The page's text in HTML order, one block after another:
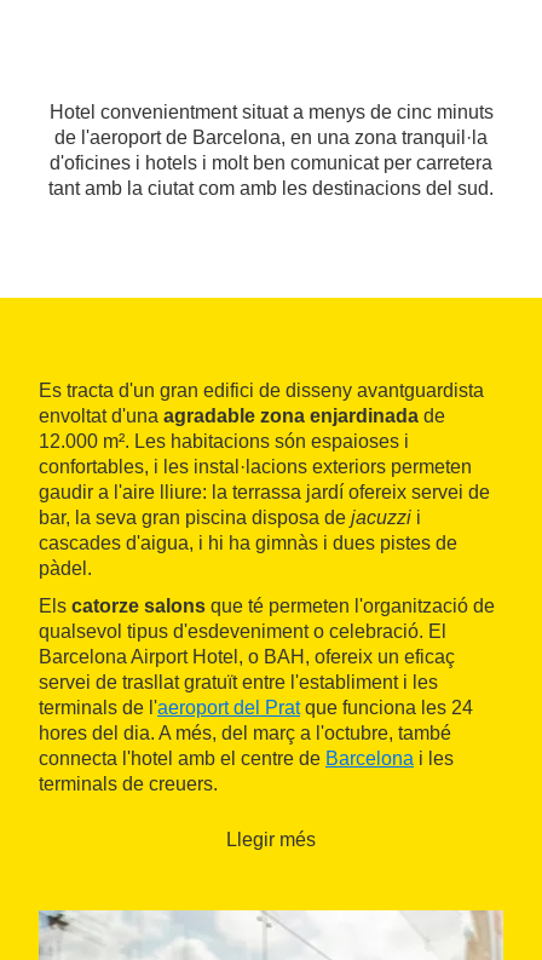
Hotel convenientment situat a menys de cinc minuts
de l'aeroport de Barcelona, en una zona tranquil·la
d'oficines i hotels i molt ben comunicat per carretera
tant amb la ciutat com amb les destinacions del sud.
Es tracta d'un gran edifici de disseny avantguardista
envoltat d'una agradable zona enjardinada de
12.000 m². Les habitacions són espaioses i
confortables, i les instal·lacions exteriors permeten
gaudir a l'aire lliure: la terrassa jardí ofereix servei de
bar, la seva gran piscina disposa de jacuzzi i
cascades d'aigua, i hi ha gimnàs i dues pistes de
pàdel.
Els catorze salons que té permeten l'organització de
qualsevol tipus d'esdeveniment o celebració. El
Barcelona Airport Hotel, o BAH, ofereix un eficaç
servei de trasllat gratuït entre l'establiment i les
terminals de l'aeroport del Pratque funciona les 24
hores del dia. A més, del març a l'octubre, també
connecta l'hotel amb el centre de Barcelona i les
terminals de creuers.
Llegir més